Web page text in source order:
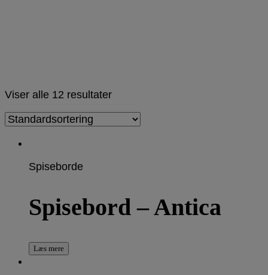
Viser alle 12 resultater
Spiseborde
Spisebord – Antica
Læs mere